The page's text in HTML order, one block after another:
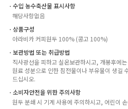
ㆍ수입 농수축산물 표시사항
해당사항없음
ㆍ상품구성
아라비카 커피원두 100% (콩고 100%)
ㆍ보관방법 또는 취급방법
직사광선을 피하고 실온보관하시고, 개봉후에
원료 성분으로 인한 침전물이나 부유물이 생길
드십시오.
ㆍ소비자안전을 위한 주의사항
원두 분쇄 시 기계 사용에 주의하시고, 어린이